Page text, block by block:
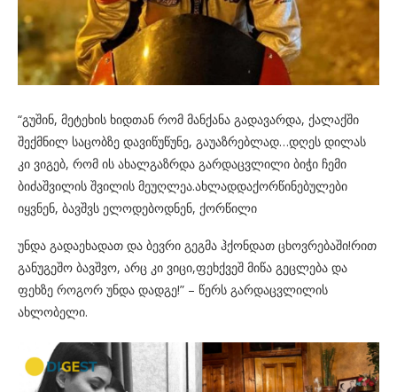
“გუშინ, მეტეხის ხიდთან რომ მანქანა გადავარდა, ქალაქში
შექმნილ საცობზე დავიწუწუნე, გაუაზრებლად…დღეს დილას
კი ვიგებ, რომ ის ახალგაზრდა გარდაცვლილი ბიჭი ჩემი
ბიძაშვილის შვილის მეუღლეა.ახლადდაქორწინებულები
იყვნენ, ბავშვს ელოდებოდნენ, ქორწილი
უნდა გადაეხადათ და ბევრი გეგმა ჰქონდათ ცხოვრებაში!რით
განუგეშო ბავშვო, არც კი ვიცი,ფეხქვეშ მიწა გეცლება და
ფეხზე როგორ უნდა დადგე!” – წერს გარდაცვლილის
ახლობელი.